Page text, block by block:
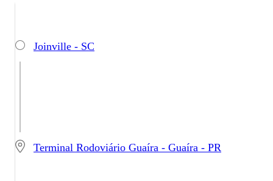
Joinville - SC
Terminal Rodoviário Guaíra - Guaíra - PR